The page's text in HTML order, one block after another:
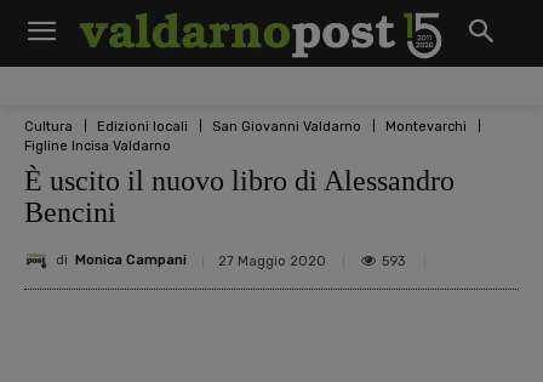
Cultura Edizioni locali San Giovanni Valdarno
Montevarchi
Figline Incisa Valdarno
È uscito il nuovo libro di Alessandro
Bencini
di Monica Campani 27 Maggio 2020 593